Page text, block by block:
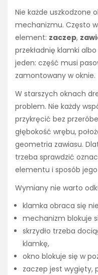
Nie każde uszkodzone
mechanizmu. Często
element: zaczep,
przekładnię klamki
jeden: część musi
zamontowany w oknie.
W starszych oknach
problem. Nie każdy
przykręcić bez
głębokość wrębu,
geometria zawiasu.
trzeba sprawdzić
elementu i sposób
Wymiany nie warto
klamka obraca się
mechanizm blokuje
skrzydło trzeba
klamkę,
okno blokuje się w
zaczep jest wygięty,